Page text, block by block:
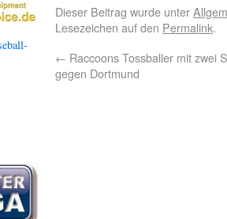
Dieser Beitrag wurde unter
Lesezeichen auf den Permalink.
← Raccoons Tossballer mit zwei
gegen Dortmund